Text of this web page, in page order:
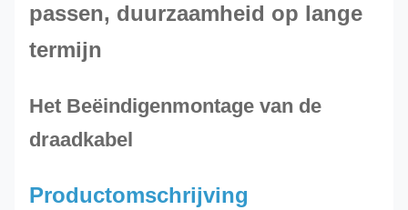
passen, duurzaamheid op lange
termijn
Het Beëindigenmontage van de
draadkabel
Productomschrijving